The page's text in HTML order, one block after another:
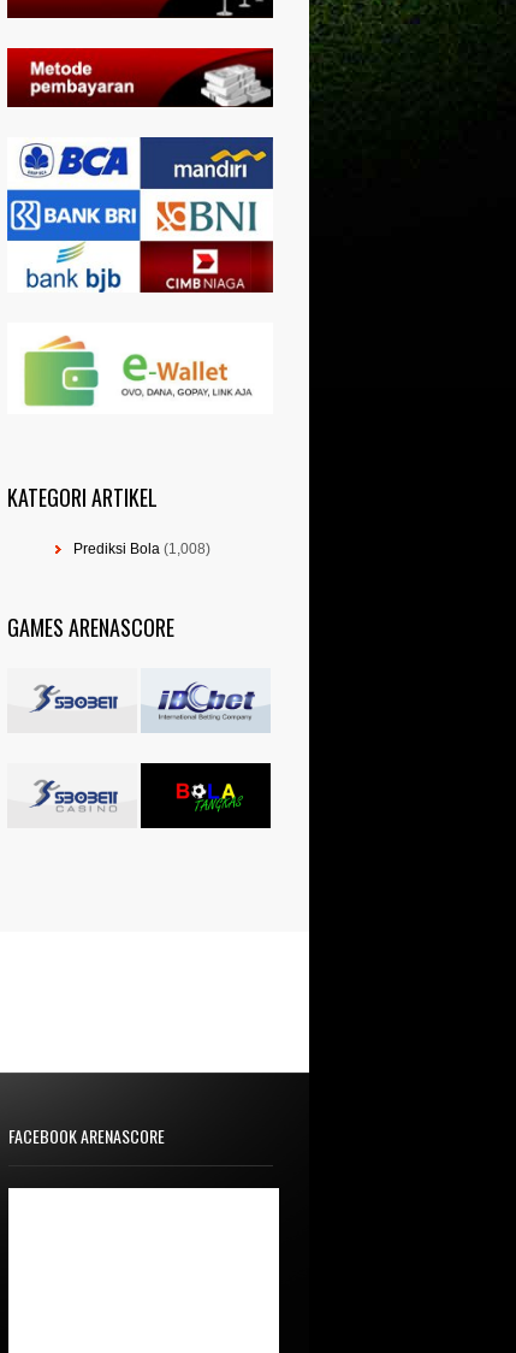
KATEGORI ARTIKEL
Prediksi Bola (1,008)
GAMES ARENASCORE
FACEBOOK ARENASCORE